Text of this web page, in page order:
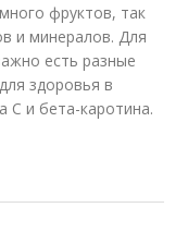
фруктов, так
и минералов. Для
есть разные
здоровья в
С и бета-каротина.